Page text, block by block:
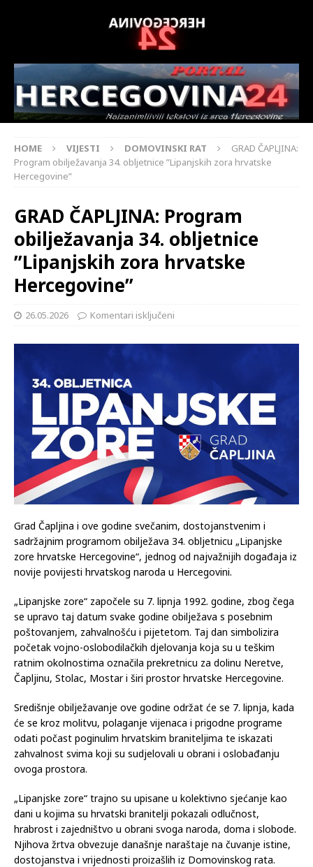
HOME VIJESTI DOMOVINSKI RAT
GRAD ČAPLJINA:
Program obilježavanja 34. obljetnice ”Lipanjskih zora hrvatske
Hercegovine”
GRAD ČAPLJINA: Program
obilježavanja 34. obljetnice
”Lipanjskih zora hrvatske
Hercegovine”
26.05.2026 Komentari isključeni
Grad Čapljina i ove godine svečanim, dostojanstvenim i
sadržajnim programom obilježava 34. obljetnicu „Lipanjske
zore hrvatske Hercegovine“, jednog od najvažnijih događaja iz
novije povijesti hrvatskog naroda u Hercegovini.
„Lipanjske zore“ započele su 7. lipnja 1992. godine, zbog čega
se upravo taj datum svake godine obilježava s posebnim
poštovanjem, zahvalnošću i pijetetom. Taj dan simbolizira
početak vojno-oslobodilačkih djelovanja koja su u teškim
ratnim okolnostima označila prekretnicu za dolinu Neretve,
Čapljinu, Stolac, Mostar i širi prostor hrvatske Hercegovine.
Središnje obilježavanje ove godine održat će se 7. lipnja, kada
će se kroz molitvu, polaganje vijenaca i prigodne programe
odati počast poginulim hrvatskim braniteljima te iskazati
zahvalnost svima koji su sudjelovali u obrani i oslobađanju
ovoga prostora.
„Lipanjske zore“ trajno su upisane u kolektivno sjećanje kao
dani u kojima su hrvatski branitelji pokazali odlučnost,
hrabrost i zajedništvo u obrani svoga naroda, doma i slobode.
Njihova žrtva obvezuje današnje naraštaje na čuvanje istine,
dostojanstva i vrijednosti proizašlih iz Domovinskog rata.